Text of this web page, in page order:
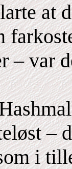
at
– var
–
i